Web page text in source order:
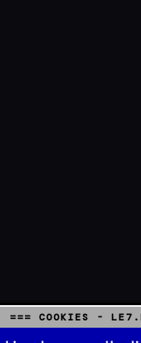
=== COOKIES -